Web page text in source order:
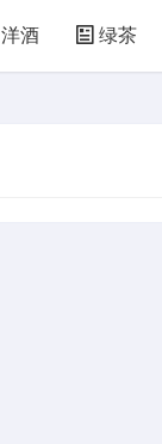
洋酒 绿茶